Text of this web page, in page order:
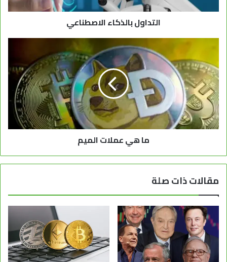
التداول بالذكاء الاصطناعي
ما هي عملات الميم
مقالات ذات صلة